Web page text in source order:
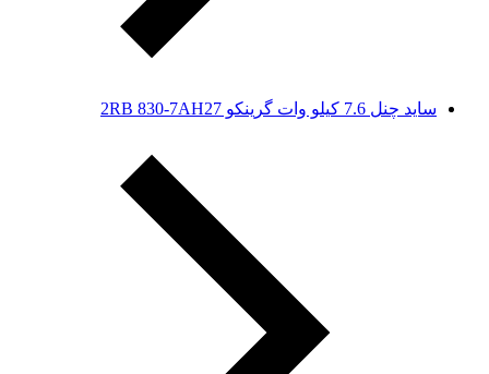
ساید چنل 7.6 کیلو وات گرینکو 2RB 830-7AH27